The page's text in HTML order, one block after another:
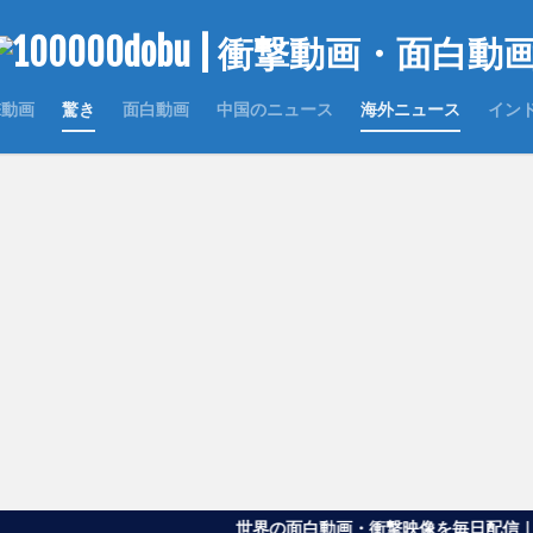
画 驚き 面白動画 中国のニュース 海外ニュース イン
世界の面白動画・衝撃映像を毎日配信｜